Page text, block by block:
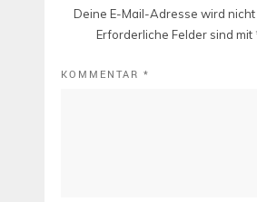
Deine E-Mail-Adresse wird
Erforderliche Felder sind mit
KOMMENTAR *